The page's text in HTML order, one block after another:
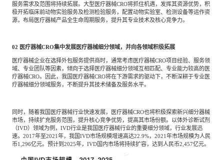
服务需求及范围将持续拓展。大型医疗器械CRO将抓住机遇，发挥其资源优势，积
极开拓临床前动物实验服务及检测检验服务，配置动物实验室、检测设备等运作资
源，布局医疗器械产品全生命周期服务，提升其专业技术及核心竞争力。
02 医疗器械CRO集中发展医疗器械细分领域，并向各领域积极拓展
医疗器械企业在选择外包服务提供商时，通常考虑医疗器械CRO项目经验、服务领
域、专业团队等因素，倾向于选择医疗器械细分领域互相匹配、专业能力较高的医
疗器械CRO。因此，我国医疗器械CRO将在下游需求的驱动下，不断深耕于专业医
疗器械细分领域服务，不断提升其技术储备及服务水平。
同时，随着我国医疗器械行业快速发展，医疗器械CRO也将积极探索新兴细分器械
市场，持续扩充服务范围，提升核心竞争优势，提高其市场份额。以体外诊断试剂
（IVD）领域为例，IVD行业是我国医疗器械行业的重要细分领域，行业发展迅
速。2017年至2021年，我国IVD市场规模增速高达22.9%，2021年市场规模为人民
币1,296亿元。预计到2025年，IVD国内市场将持续扩容，达到人民币2,457亿元。